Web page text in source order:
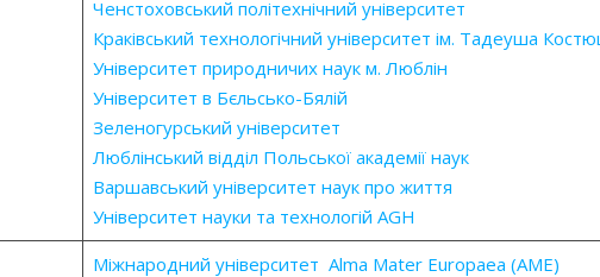
Ченстоховський політехнічний університет
Краківський технологічний університет ім. Тадеуша
Університет природничих наук м. Люблін
Університет в Бєльсько-Бялій
Зеленогурський університет
Люблінський відділ Польської академії наук
Варшавський університет наук про життя
Університет науки та технологій AGH
Міжнародний університет Alma Mater Europaea (AME)